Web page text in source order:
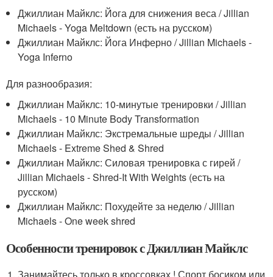
Джиллиан Майклс: Йога для снижения веса / Jillian
Michaels - Yoga Meltdown (есть на русском)
Джиллиан Майклс: Йога Инферно / Jillian Michaels -
Yoga Inferno
Для разнообразия:
Джиллиан Майклс: 10-минутые тренировки / Jillian
Michaels - 10 Minute Body Transformation
Джиллиан Майклс: Экстремальные шреды / Jillian
Michaels - Extreme Shed & Shred
Джиллиан Майклс: Силовая тренировка с гирей /
Jillian Michaels - Shred-It With Weights (есть на
русском)
Джиллиан Майклс: Похудейте за неделю / Jillian
Michaels - One week shred
Особенности тренировок с Джиллиан Майклс